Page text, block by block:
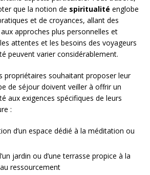
que la notion de spiritualité englobe
et de croyances, allant des
approches plus personnelles et
attentes et les besoins des voyageurs
peuvent varier considérablement.
propriétaires souhaitant proposer leur
de séjour doivent veiller à offrir un
aux exigences spécifiques de leurs
:
d’un espace dédié à la méditation ou
jardin ou d’une terrasse propice à la
ressourcement